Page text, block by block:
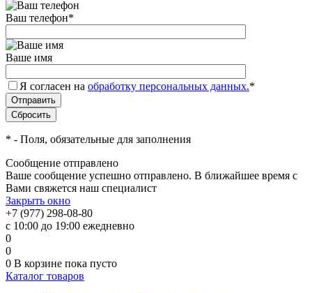
Ваш телефон*
Ваше имя
Я согласен на обработку персональных данных.*
* - Поля, обязательные для заполнения
Сообщение отправлено
Ваше сообщение успешно отправлено. В ближайшее время с
Вами свяжется наш специалист
Закрыть окно
+7 (977) 298-08-80
с 10:00 до 19:00 ежедневно
0
0
0 В корзине пока пусто
Каталог товаров